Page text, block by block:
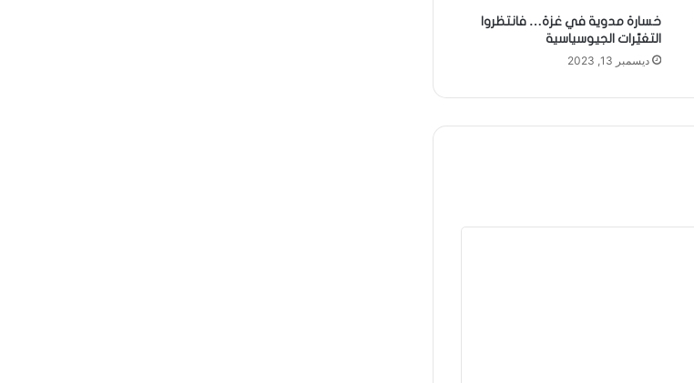
خسارة مدوية في غزة… فانتظروا
التغيّرات الجيوسياسية
ديسمبر 13, 2023